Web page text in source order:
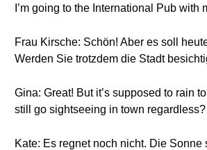
I’m going to the International Pub with
Frau Kirsche: Schön! Aber es soll
Werden Sie trotzdem die Stadt
Gina: Great! But it’s supposed to rain
still go sightseeing in town regardless?
Kate: Es regnet noch nicht. Die Sonne